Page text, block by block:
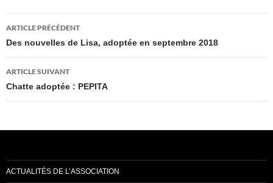
Navigation
des
articles
ARTICLE PRÉCÉDENT
Des nouvelles de Lisa, adoptée en septembre 2018
ARTICLE SUIVANT
Chatte adoptée : PEPITA
ACTUALITÉS DE L’ASSOCIATION